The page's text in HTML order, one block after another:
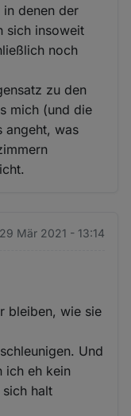
in denen der
sich insoweit
noch
zu den
mich (und die
angeht, was
Mär 2021 - 13:14
bleiben, wie sie
Und
ich eh kein
halt